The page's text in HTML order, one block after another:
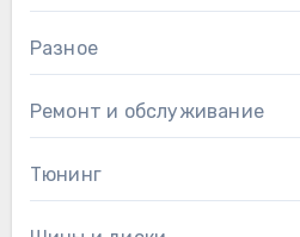
Разное
Ремонт и обслуживание
Тюнинг